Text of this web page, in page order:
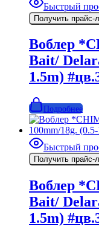
Быстрый
Получить прайс-
Воблер
Bait/
1.5m)
Подробнее
Быстрый
Получить прайс-
Воблер
Bait/
1.5m)